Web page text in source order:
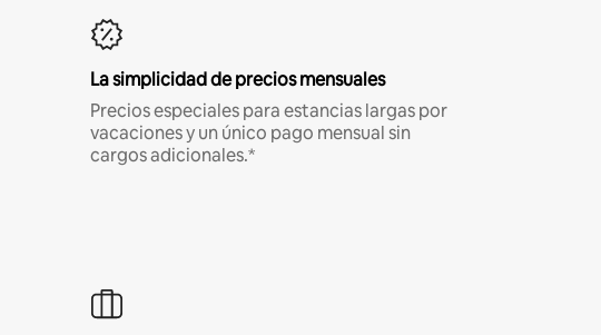
La simplicidad de precios mensuales
Precios especiales para estancias largas por
vacaciones y un único pago mensual sin
cargos adicionales.*